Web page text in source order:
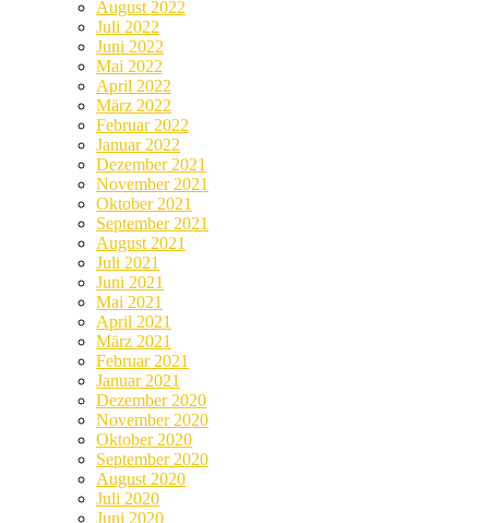
August 2022
Juli 2022
Juni 2022
Mai 2022
April 2022
März 2022
Februar 2022
Januar 2022
Dezember 2021
November 2021
Oktober 2021
September 2021
August 2021
Juli 2021
Juni 2021
Mai 2021
April 2021
März 2021
Februar 2021
Januar 2021
Dezember 2020
November 2020
Oktober 2020
September 2020
August 2020
Juli 2020
Juni 2020